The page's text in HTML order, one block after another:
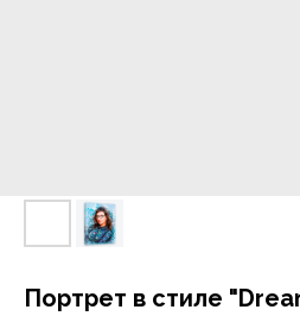
Портрет в стиле